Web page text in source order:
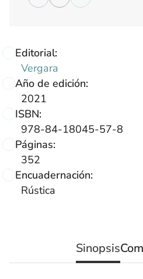
Editorial:
Vergara
Año de edición:
2021
ISBN:
978-84-18045-57-8
Páginas:
352
Encuadernación:
Rústica
Sinopsis